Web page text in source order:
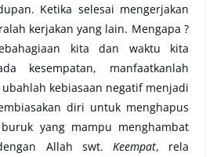
Ketika selesai mengerjakan
kerjakan yang lain. Mengapa ?
kita dan waktu kita
kesempatan, manfaatkanlah
ubahlah kebiasaan negatif menjadi
diri untuk menghapus
yang mampu menghambat
Allah swt. Keempat, rela